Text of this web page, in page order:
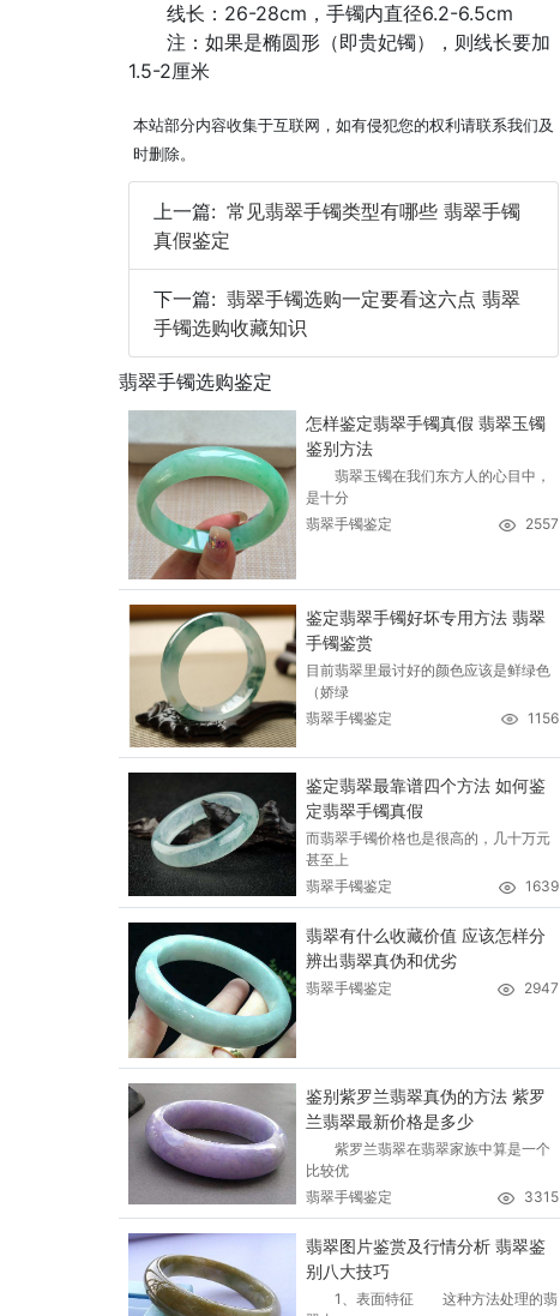
线长：26-28cm，手镯内直径6.2-6.5cm
注：如果是椭圆形（即贵妃镯），则线长要加
1.5-2厘米
本站部分内容收集于互联网，如有侵犯您的权利请联系我们及
时删除。
上一篇: 常见翡翠手镯类型有哪些 翡翠手镯
真假鉴定
下一篇: 翡翠手镯选购一定要看这六点 翡翠
手镯选购收藏知识
翡翠手镯选购鉴定
怎样鉴定翡翠手镯真假 翡翠玉镯
鉴别方法
翡翠玉镯在我们东方人的心目中，
是十分
翡翠手镯鉴定
2557
鉴定翡翠手镯好坏专用方法 翡翠
手镯鉴赏
目前翡翠里最讨好的颜色应该是鲜绿色
（娇绿
翡翠手镯鉴定
1156
鉴定翡翠最靠谱四个方法 如何鉴
定翡翠手镯真假
而翡翠手镯价格也是很高的，几十万元
甚至上
翡翠手镯鉴定
1639
翡翠有什么收藏价值 应该怎样分
辨出翡翠真伪和优劣
翡翠手镯鉴定 2947
鉴别紫罗兰翡翠真伪的方法 紫罗
兰翡翠最新价格是多少
紫罗兰翡翠在翡翠家族中算是一个
比较优
翡翠手镯鉴定
3315
翡翠图片鉴赏及行情分析 翡翠鉴
别八大技巧
1、表面特征 这种方法处理的翡